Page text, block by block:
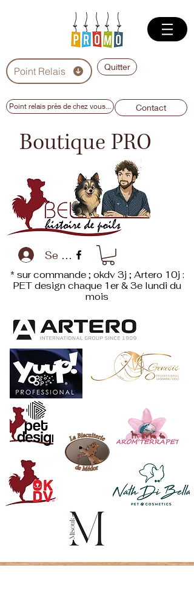
Point Relais Quitter
Point relais près de chez vous... Contact
Boutique PRO
Se connecter
* sur commande ; okdv 3j ; Artero 10j :
PET designchaque 1er & 3e lundi du
mois